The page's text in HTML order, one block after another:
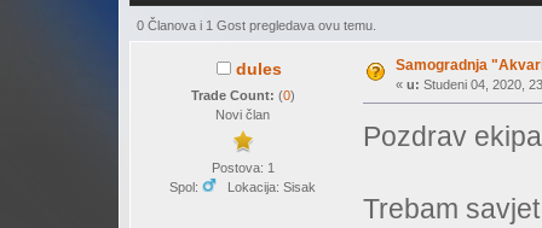
0 Članova i 1 Gost pregledava ovu temu.
dules
Trade Count: (0)
Novi član
Postova: 1
Spol:
Lokacija: Sisak
Samogradnja
« u: Studeni 04, 2020,
Pozdrav ekipa
Trebam